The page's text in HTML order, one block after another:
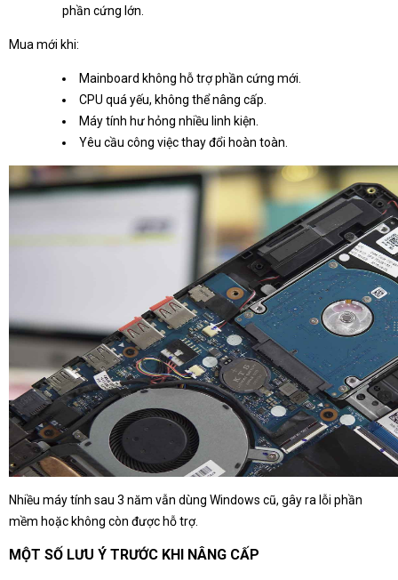
phần cứng lớn.
Mua mới khi:
Mainboard không hỗ trợ phần cứng mới.
CPU quá yếu, không thể nâng cấp.
Máy tính hư hỏng nhiều linh kiện.
Yêu cầu công việc thay đổi hoàn toàn.
Nhiều máy tính sau 3 năm vẫn dùng Windows cũ, gây ra lỗi phần
mềm hoặc không còn được hỗ trợ.
MỘT SỐ LƯU Ý TRƯỚC KHI NÂNG CẤP